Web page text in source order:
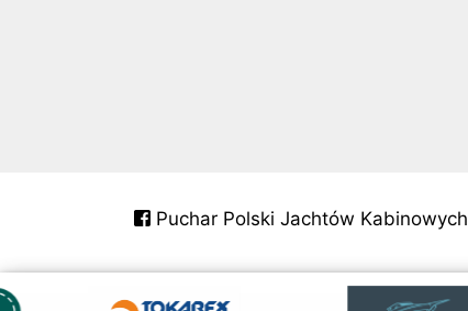
Puchar Polski Jachtów Kabinowych